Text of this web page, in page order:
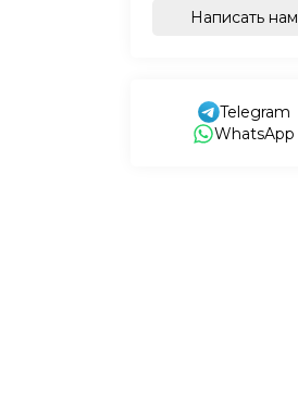
Написать нам
Telegram
WhatsApp